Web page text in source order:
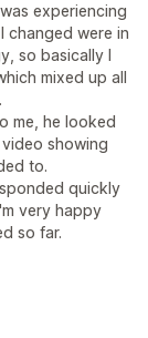
experiencing
changed were in
so basically I
mixed up all
me, he looked
showing
to.
quickly
very happy
so far.